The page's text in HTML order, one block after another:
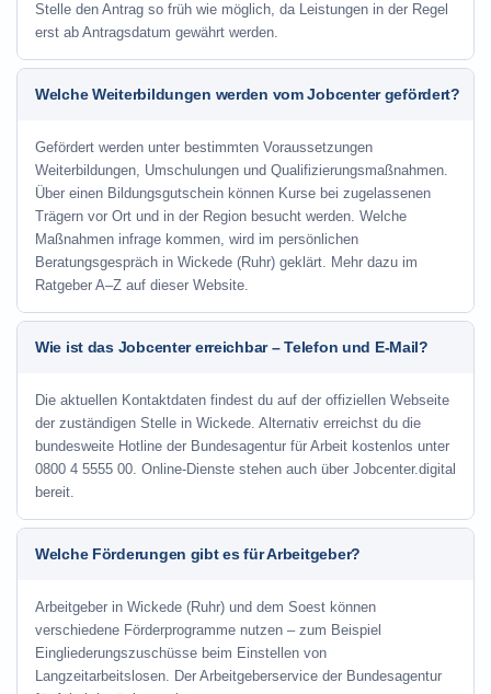
Stelle den Antrag so früh wie möglich, da Leistungen in der Regel
erst ab Antragsdatum gewährt werden.
Welche Weiterbildungen werden vom Jobcenter gefördert?
Gefördert werden unter bestimmten Voraussetzungen
Weiterbildungen, Umschulungen und Qualifizierungsmaßnahmen.
Über einen Bildungsgutschein können Kurse bei zugelassenen
Trägern vor Ort und in der Region besucht werden. Welche
Maßnahmen infrage kommen, wird im persönlichen
Beratungsgespräch in Wickede (Ruhr) geklärt. Mehr dazu im
Ratgeber A–Z auf dieser Website.
Wie ist das Jobcenter erreichbar – Telefon und E-Mail?
Die aktuellen Kontaktdaten findest du auf der offiziellen Webseite
der zuständigen Stelle in Wickede. Alternativ erreichst du die
bundesweite Hotline der Bundesagentur für Arbeit kostenlos unter
0800 4 5555 00. Online-Dienste stehen auch über Jobcenter.digital
bereit.
Welche Förderungen gibt es für Arbeitgeber?
Arbeitgeber in Wickede (Ruhr) und dem Soest können
verschiedene Förderprogramme nutzen – zum Beispiel
Eingliederungszuschüsse beim Einstellen von
Langzeitarbeitslosen. Der Arbeitgeberservice der Bundesagentur